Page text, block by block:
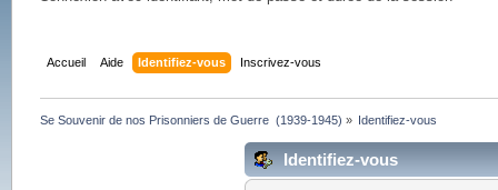
Accueil Aide Identifiez-vous Inscrivez-vous
Se Souvenir de nos Prisonniers de Guerre  (1939-1945) » Identifiez-vous
Identifiez-vous